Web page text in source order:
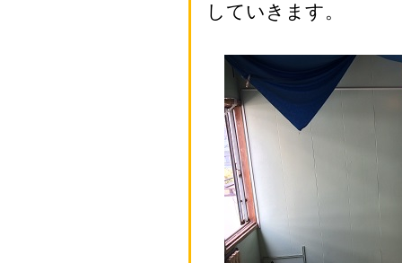
していきます。